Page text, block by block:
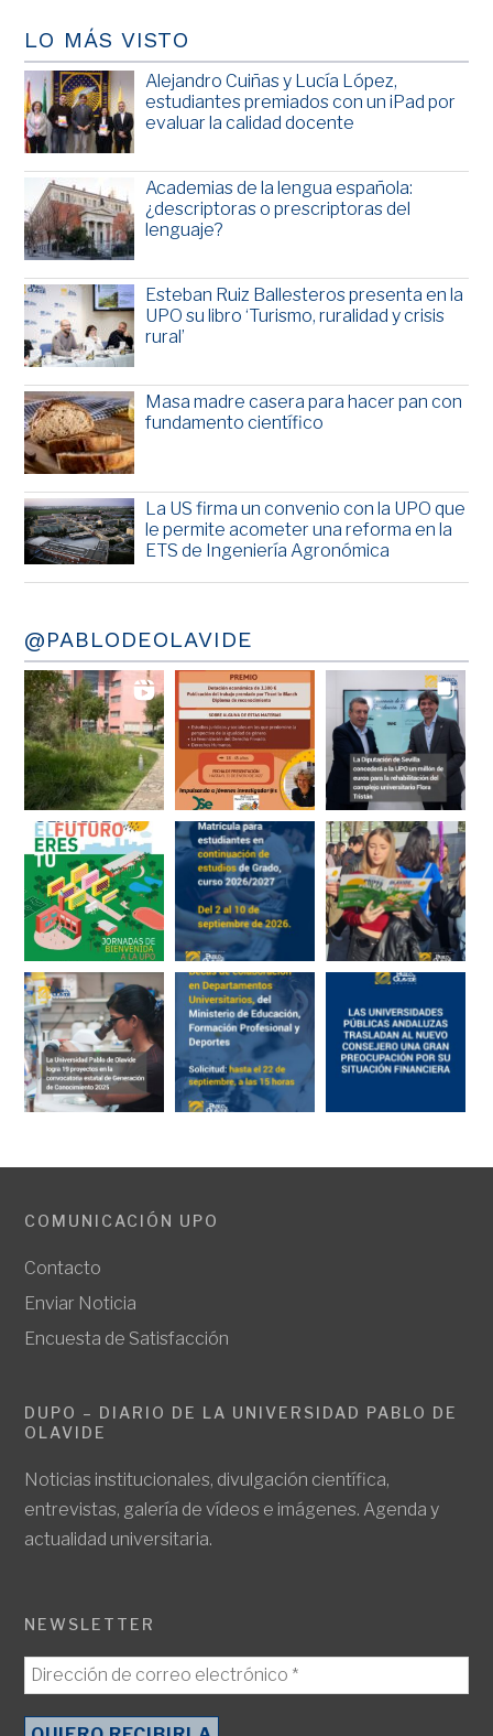
LO MÁS VISTO
Alejandro Cuiñas y Lucía López,
estudiantes premiados con un iPad por
evaluar la calidad docente
Academias de la lengua española:
¿descriptoras o prescriptoras del
lenguaje?
Esteban Ruiz Ballesteros presenta en la
UPO su libro ‘Turismo, ruralidad y crisis
rural’
Masa madre casera para hacer pan con
fundamento científico
La US firma un convenio con la UPO que
le permite acometer una reforma en la
ETS de Ingeniería Agronómica
@PABLODEOLAVIDE
COMUNICACIÓN UPO
Contacto
Enviar Noticia
Encuesta de Satisfacción
DUPO – DIARIO DE LA UNIVERSIDAD PABLO DE
OLAVIDE
Noticias institucionales, divulgación científica,
entrevistas, galería de vídeos e imágenes. Agenda y
actualidad universitaria.
NEWSLETTER